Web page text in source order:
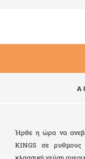
Ήρθε η ώρα να
KINGS σε